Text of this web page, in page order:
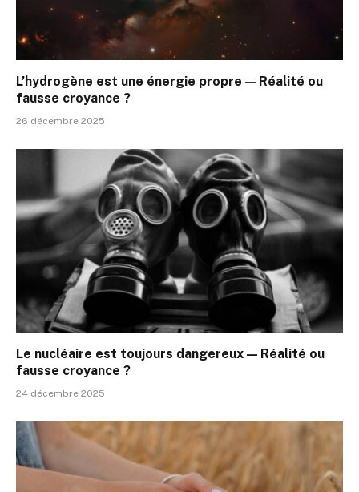
L’hydrogène est une énergie propre — Réalité ou
fausse croyance ?
26 décembre 2025
Le nucléaire est toujours dangereux — Réalité ou
fausse croyance ?
24 décembre 2025